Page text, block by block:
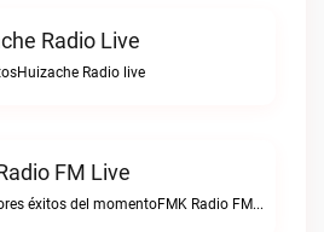
Radio Live
Radio live
FM Live
Los mejores éxitos del momentoFMK Radio FM live